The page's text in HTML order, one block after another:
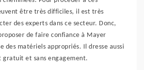
être très difficiles, il est très
des experts dans ce secteur. Donc,
de faire confiance à Mayer
des matériels appropriés. Il dresse aussi
gratuit et sans engagement.